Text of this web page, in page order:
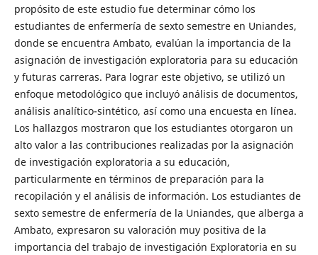
propósito de este estudio fue determinar cómo los
estudiantes de enfermería de sexto semestre en Uniandes,
donde se encuentra Ambato, evalúan la importancia de la
asignación de investigación exploratoria para su educación
y futuras carreras. Para lograr este objetivo, se utilizó un
enfoque metodológico que incluyó análisis de documentos,
análisis analítico-sintético, así como una encuesta en línea.
Los hallazgos mostraron que los estudiantes otorgaron un
alto valor a las contribuciones realizadas por la asignación
de investigación exploratoria a su educación,
particularmente en términos de preparación para la
recopilación y el análisis de información. Los estudiantes de
sexto semestre de enfermería de la Uniandes, que alberga a
Ambato, expresaron su valoración muy positiva de la
importancia del trabajo de investigación Exploratoria en su